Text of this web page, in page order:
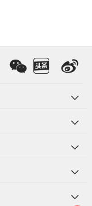
防御配置文件
主要包含签名
器筛选出的签
名功能，当过
同场景的部署。